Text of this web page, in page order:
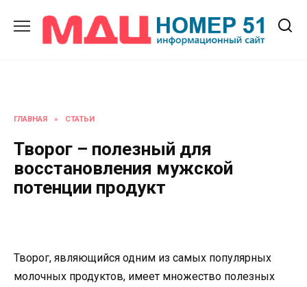
содержанию
ГЛАВНАЯ » СТАТЬИ
Творог – полезный для
восстановления мужской
потенции продукт
Творог, являющийся одним из самых популярных
молочных продуктов, имеет множество полезных